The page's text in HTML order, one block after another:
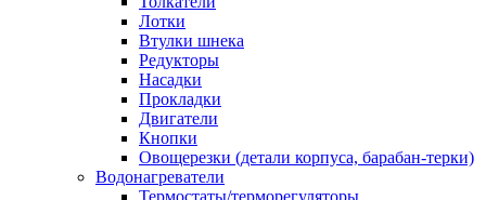
Лотки
Втулки шнека
Редукторы
Насадки
Прокладки
Двигатели
Кнопки
Овощерезки (детали корпуса, барабан-терки)
Водонагреватели
Термостаты/терморегуляторы